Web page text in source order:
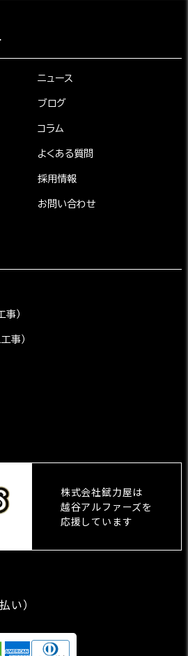
ニュース
ブログ
コラム
よくある質問
採用情報
お問い合わせ
）
事）
株式会社錻力屋は
越谷アルファーズを
応援しています
い）